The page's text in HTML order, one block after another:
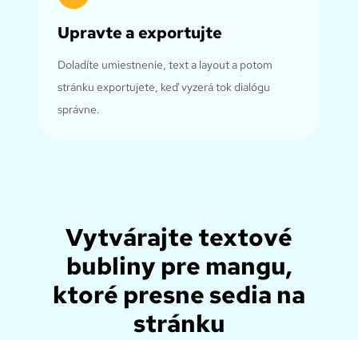
Upravte a exportujte
Doladíte umiestnenie, text a layout a potom
stránku exportujete, keď vyzerá tok dialógu
správne.
Vytvárajte textové
bubliny pre mangu,
ktoré presne sedia na
stránku